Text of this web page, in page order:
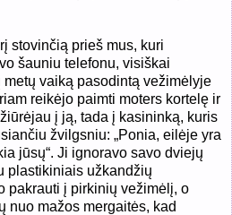
stovinčią prieš mus, kuri
šauniu telefonu, visiškai
vaiką pasodintą vežimėlyje
reikėjo paimti moters kortelę ir
į ją, tada į kasininką, kuris
žvilgsniu: „Ponia, eilėje yra
jūsų“. Ji ignoravo savo dviejų
plastikiniais užkandžių
pakrauti į pirkinių vežimėlį, o
nuo mažos mergaitės, kad